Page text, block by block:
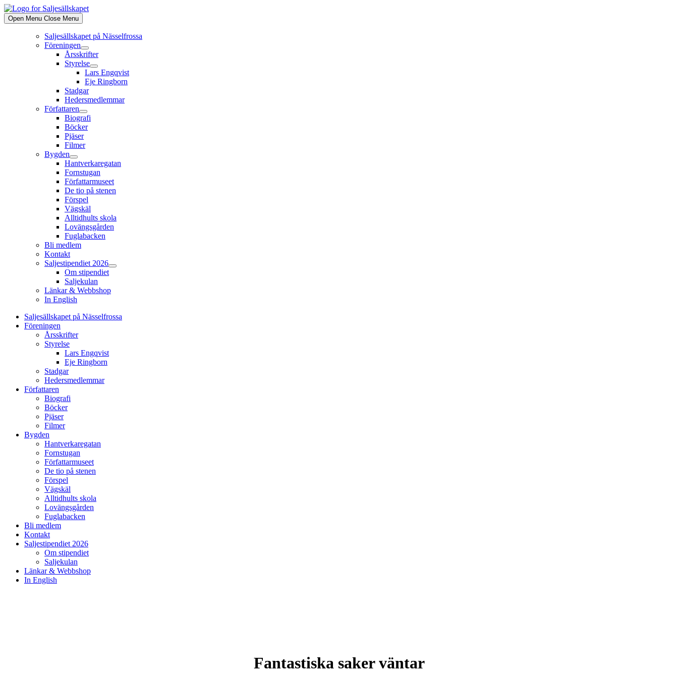
Skip
to
content
Open Menu Close Menu
Saljesällskapet på Nässelfrossa
Föreningen
Show
sub
menu
Årsskrifter
Styrelse
Show
sub
menu
Lars Engqvist
Eje Ringborn
Stadgar
Hedersmedlemmar
Författaren
Show
sub
menu
Biografi
Böcker
Pjäser
Filmer
Bygden
Show
sub
menu
Hantverkaregatan
Fornstugan
Författarmuseet
De tio på stenen
Förspel
Vägskäl
Alltidhults skola
Lovängsgården
Fuglabacken
Bli medlem
Kontakt
Saljestipendiet 2026
Show
Om stipendiet
Saljekulan
Länkar & Webbshop
In English
Saljesällskapet på Nässelfrossa
Föreningen
Årsskrifter
Styrelse
Lars Engqvist
Eje Ringborn
Stadgar
Hedersmedlemmar
Författaren
Biografi
Böcker
Pjäser
Filmer
Bygden
Hantverkaregatan
Fornstugan
Författarmuseet
De tio på stenen
Förspel
Vägskäl
Alltidhults skola
Lovängsgården
Fuglabacken
Bli medlem
Kontakt
Saljestipendiet 2026
Om stipendiet
Saljekulan
Länkar & Webbshop
In English
Fantastiska saker väntar